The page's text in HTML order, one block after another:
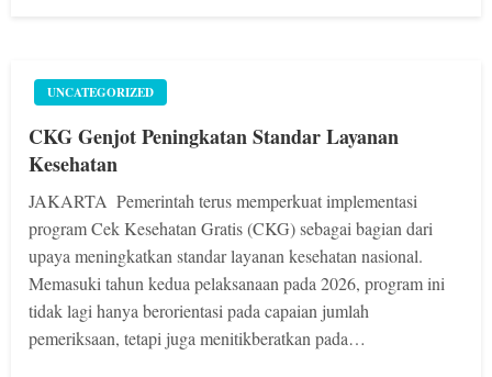
UNCATEGORIZED
CKG Genjot Peningkatan Standar Layanan
Kesehatan
JAKARTA  Pemerintah terus memperkuat implementasi
program Cek Kesehatan Gratis (CKG) sebagai bagian dari
upaya meningkatkan standar layanan kesehatan nasional.
Memasuki tahun kedua pelaksanaan pada 2026, program ini
tidak lagi hanya berorientasi pada capaian jumlah
pemeriksaan, tetapi juga menitikberatkan pada…